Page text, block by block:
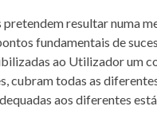
resultar numa
fundamentais de
ao Utilizador um
cubram todas as
aos diferentes